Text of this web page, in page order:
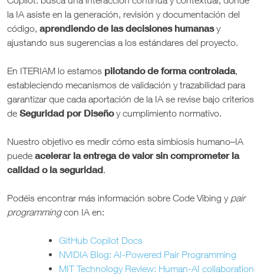
la IA asiste en la generación, revisión y documentación del
código, aprendiendo de las decisiones humanasy
ajustando sus sugerencias a los estándares del proyecto.
En ITERIAM lo estamos pilotando de forma controlada,
estableciendo mecanismos de validación y trazabilidad para
garantizar que cada aportación de la IA se revise bajo criterios
de Seguridad por Diseñoy cumplimiento normativo.
Nuestro objetivo es medir cómo esta simbiosis humano–IA
puede acelerar la entrega de valor sin comprometer la
calidad o la seguridad.
Podéis encontrar más información sobre Code Vibing y pair
programmingcon IA en:
GitHub Copilot Docs
NVIDIA Blog: AI-Powered Pair Programming
MIT Technology Review: Human-AI collaboration